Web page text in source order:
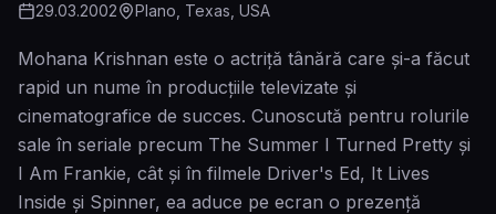
29.03.2002 Plano, Texas, USA
Mohana Krishnan este o actriță tânără care și-a făcut
rapid un nume în producțiile televizate și
cinematografice de succes. Cunoscută pentru rolurile
sale în seriale precum The Summer I Turned Pretty și
I Am Frankie, cât și în filmele Driver's Ed, It Lives
Inside și Spinner, ea aduce pe ecran o prezență